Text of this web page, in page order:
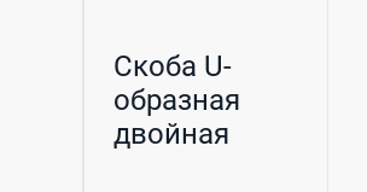
Скоба U-
образная
двойная